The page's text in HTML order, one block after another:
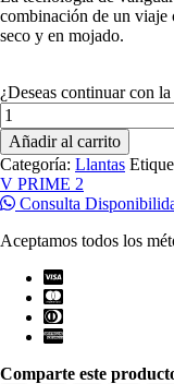
combinación de un viaje
seco y en mojado.
¿Deseas continuar con
Llantas
Hankook
205/55R16V
K115
V
PRIME
91V
cantidad
Añadir al carrito
Categoría: Llantas
V PRIME 2
Consulta
Aceptamos todos los
Comparte este